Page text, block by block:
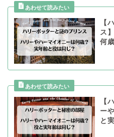
【
ス
何
【
ー
と